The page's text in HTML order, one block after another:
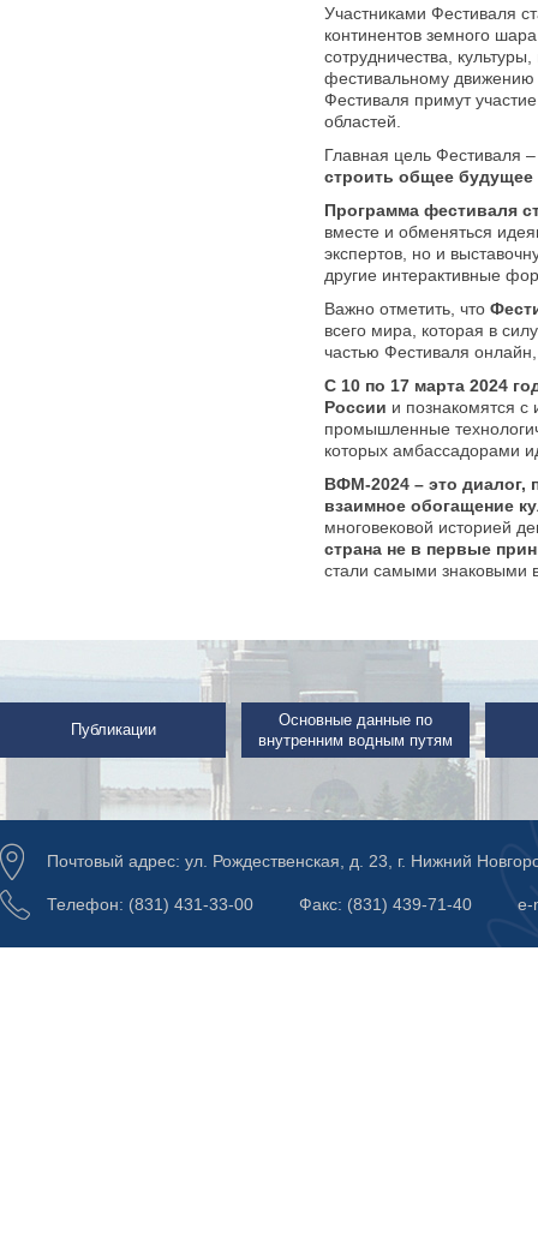
Участниками Фестиваля
континентов земного
сотрудничества,
фестивальному движению
Фестиваля примут
областей.
Главная цель Фестиваля
строить общее будущее
Программа фестиваля
вместе и обменяться
экспертов, но и
другие интерактивные
Важно отметить, что
всего мира, которая в
частью Фестиваля
С 10 по 17 марта 2024
России и познакомятся с
промышленные
которых амбассадорами
ВФМ-2024 – это диалог,
взаимное обогащение
многовековой историей
страна не в первые
стали самыми знаковыми
Публикации
Основные данные по
внутренним водным путям
Почтовый адрес: ул. Рождественская, д. 23, г. Нижний
Телефон: (831) 431-33-00 Факс: (831) 439-71-40 e-